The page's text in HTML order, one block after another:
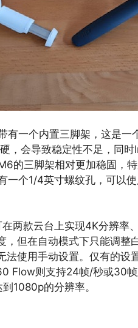
一个内置三脚架，这是一
，会导致稳定性不足，同
的三脚架相对更加稳固，
个1/4英寸螺纹孔，可以
在两款云台上实现4K分辨率
，但在自动模式下只能调整
使用手动设置。仅有的设
Flow则支持24帧/秒或30
1080p的分辨率。